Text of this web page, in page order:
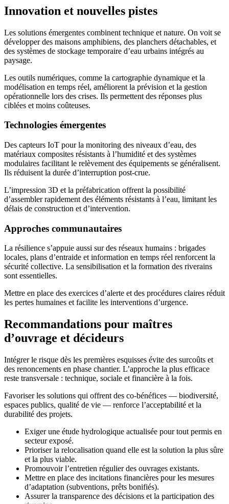
Innovation et nouvelles pistes
Les solutions émergentes combinent technique et nature. On voit se
développer des maisons amphibiens, des planchers détachables, et
des systèmes de stockage temporaire d’eau urbains intégrés au
paysage.
Les outils numériques, comme la cartographie dynamique et la
modélisation en temps réel, améliorent la prévision et la gestion
opérationnelle lors des crises. Ils permettent des réponses plus
ciblées et moins coûteuses.
Technologies émergentes
Des capteurs IoT pour la monitoring des niveaux d’eau, des
matériaux composites résistants à l’humidité et des systèmes
modulaires facilitant le relèvement des équipements se généralisent.
Ils réduisent la durée d’interruption post-crue.
L’impression 3D et la préfabrication offrent la possibilité
d’assembler rapidement des éléments résistants à l’eau, limitant les
délais de construction et d’intervention.
Approches communautaires
La résilience s’appuie aussi sur des réseaux humains : brigades
locales, plans d’entraide et information en temps réel renforcent la
sécurité collective. La sensibilisation et la formation des riverains
sont essentielles.
Mettre en place des exercices d’alerte et des procédures claires réduit
les pertes humaines et facilite les interventions d’urgence.
Recommandations pour maîtres
d’ouvrage et décideurs
Intégrer le risque dès les premières esquisses évite des surcoûts et
des renoncements en phase chantier. L’approche la plus efficace
reste transversale : technique, sociale et financière à la fois.
Favoriser les solutions qui offrent des co-bénéfices — biodiversité,
espaces publics, qualité de vie — renforce l’acceptabilité et la
durabilité des projets.
Exiger une étude hydrologique actualisée pour tout permis en
secteur exposé.
Prioriser la relocalisation quand elle est la solution la plus sûre
et la plus viable.
Promouvoir l’entretien régulier des ouvrages existants.
Mettre en place des incitations financières pour les mesures
d’adaptation (subventions, prêts bonifiés).
Assurer la transparence des décisions et la participation des